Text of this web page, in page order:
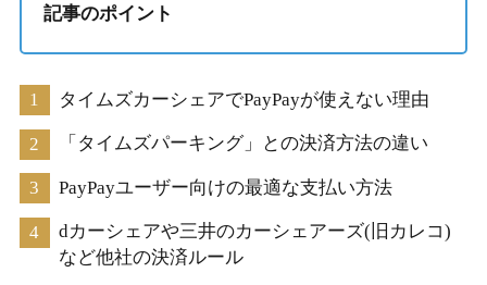
記事のポイント
タイムズカーシェアでPayPayが使えない理由
「タイムズパーキング」との決済方法の違い
PayPayユーザー向けの最適な支払い方法
dカーシェアや三井のカーシェアーズ(旧カレコ)
など他社の決済ルール